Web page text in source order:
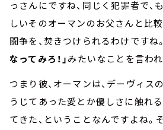
っさんにですね、同じく犯罪者で、
しいそのオーマンのお父さんと比較
闘争を、焚きつけられるわけですね。
なってみろ！」みたいなことを言われ
つまり彼、オーマンは、デーヴィス
うじてあった愛とか優しさに触れ
てきた、ということなんですよね。